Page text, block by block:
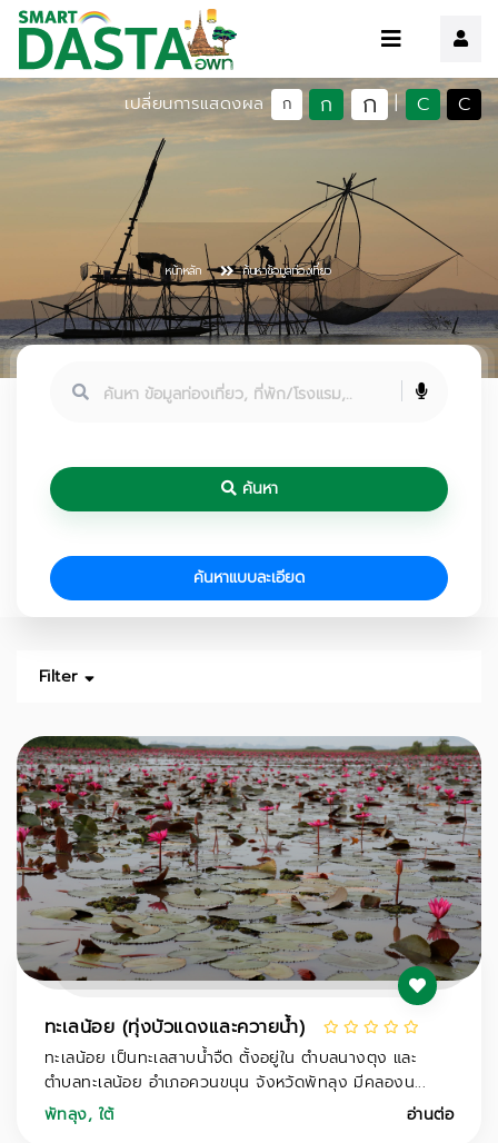
เปลี่ยนการแสดงผล ก ก ก | C C
หน้าหลัก ค้นหาข้อมูลท่องเที่ยว
ค้นหา
ค้นหาแบบละเอียด
Filter
ทะเลน้อย (ทุ่งบัวแดงและควายน้ำ)
ทะเลน้อย เป็นทะเลสาบน้ำจืด ตั้งอยู่ใน ตำบลนางตุง และ
ตำบลทะเลน้อย อำเภอควนขนุน จังหวัดพัทลุง มีคลองน...
พัทลุง, ใต้ อ่านต่อ